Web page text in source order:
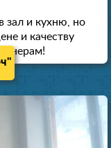
зал и кухню, но
и качеству